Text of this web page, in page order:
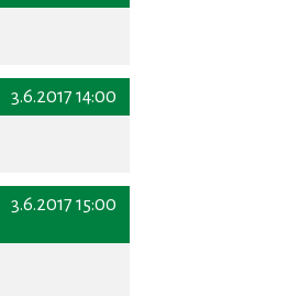
3.6.2017 14:00
3.6.2017 15:00